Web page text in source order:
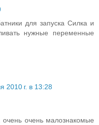
для запуска Силка и
нужные переменные
2010 г. в 13:28
очень малознакомые